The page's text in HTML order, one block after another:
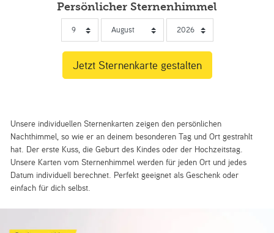
Persönlicher Sternenhimmel
Unsere individuellen Sternenkarten zeigen den persönlichen
Nachthimmel, so wie er an deinem besonderen Tag und Ort gestrahlt
hat. Der erste Kuss, die Geburt des Kindes oder der Hochzeitstag.
Unsere Karten vom Sternenhimmel werden für jeden Ort und jedes
Datum individuell berechnet. Perfekt geeignet als Geschenk oder
einfach für dich selbst.